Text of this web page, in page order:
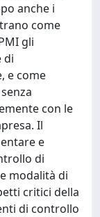
anche i
come
gli
di
e come
con le
Il
e
di
modalità di
critici della
di controllo